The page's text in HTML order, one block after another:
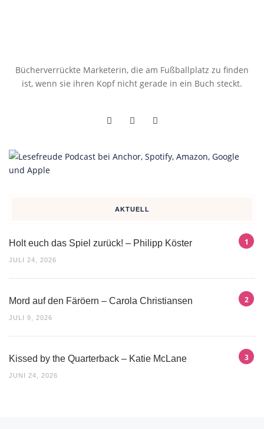
Bücherverrückte Marketerin, die am Fußballplatz zu finden
ist, wenn sie ihren Kopf nicht gerade in ein Buch steckt.
AKTUELL
Holt euch das Spiel zurück! – Philipp Köster
JULI 24, 2026
Mord auf den Färöern – Carola Christiansen
JULI 9, 2026
Kissed by the Quarterback – Katie McLane
JUNI 24, 2026